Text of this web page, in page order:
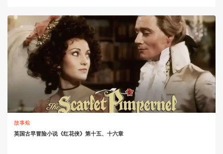
故事烩
英国古早冒险小说《红花侠》第十五、十六章